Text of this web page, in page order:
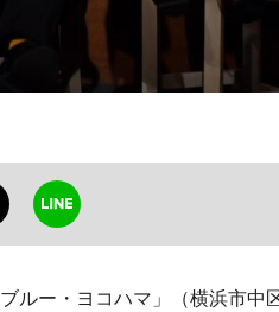
ー・ヨコハマ」（横浜市中